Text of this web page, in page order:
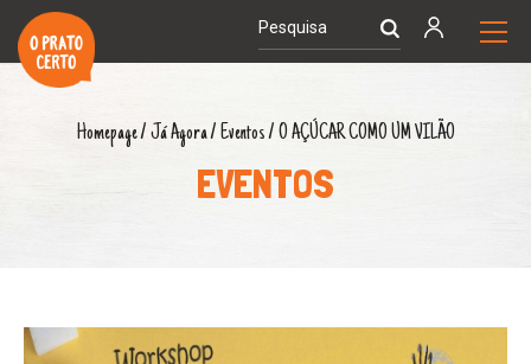
Homepage/ Já Agora/ Eventos/ O AÇÚCAR COMO UM VILÃO
EVENTOS